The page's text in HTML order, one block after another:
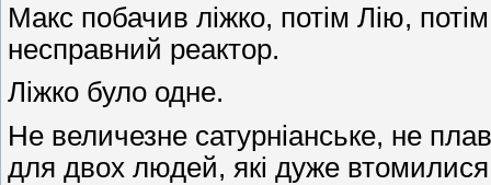
Макс побачив ліжко, потім Лію,
несправний реактор.
Ліжко було одне.
Не величезне сатурніанське, не
для двох людей, які дуже